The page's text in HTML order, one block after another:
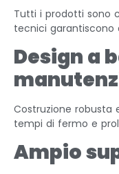
Tutti i prodotti sono
tecnici garantiscono
Design a
Costruzione robusta
tempi di fermo e
Ampio